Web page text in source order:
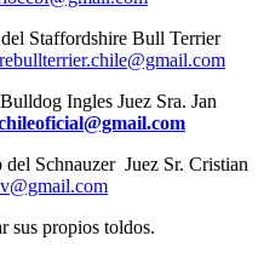
Staffordshire Bull Terrier
Ingles Juez Sra. Jan
Schnauzer Juez Sr. Cristian
sus propios toldos.